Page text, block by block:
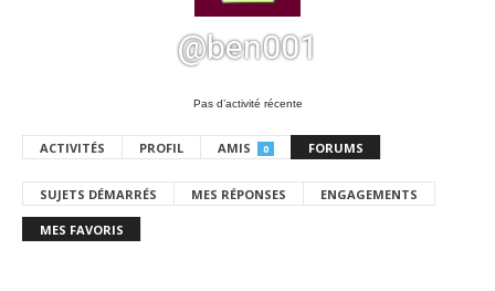
@ben001
Pas d’activité récente
ACTIVITÉS PROFIL AMIS 0 FORUMS
SUJETS DÉMARRÉS MES RÉPONSES ENGAGEMENTS
MES FAVORIS